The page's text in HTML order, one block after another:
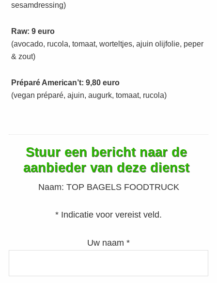
sesamdressing)
Raw: 9 euro
(avocado, rucola, tomaat, worteltjes, ajuin olijfolie, peper
& zout)
Préparé American’t: 9,80 euro
(vegan préparé, ajuin, augurk, tomaat, rucola)
Stuur een bericht naar de
aanbieder van deze dienst
Naam: TOP BAGELS FOODTRUCK
* Indicatie voor vereist veld.
Uw naam *